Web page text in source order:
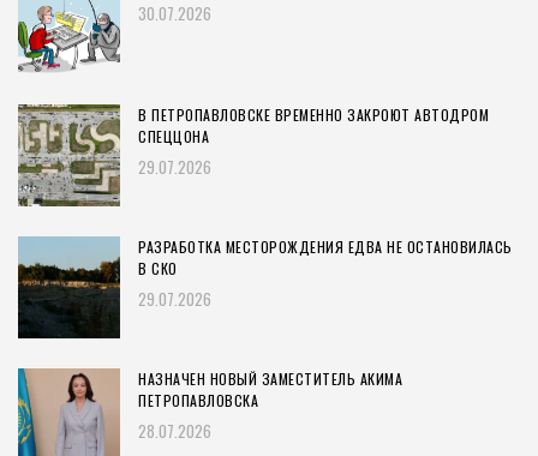
30.07.2026
В ПЕТРОПАВЛОВСКЕ ВРЕМЕННО ЗАКРОЮТ АВТОДРОМ
СПЕЦЦОНА
29.07.2026
РАЗРАБОТКА МЕСТОРОЖДЕНИЯ ЕДВА НЕ ОСТАНОВИЛАСЬ
В СКО
29.07.2026
НАЗНАЧЕН НОВЫЙ ЗАМЕСТИТЕЛЬ АКИМА
ПЕТРОПАВЛОВСКА
28.07.2026